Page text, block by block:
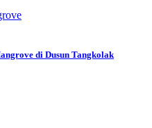
di Dusun Tangkolak